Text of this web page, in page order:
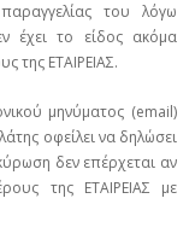
του λόγω
έχει το είδος ακόμα
της ΕΤΑΙΡΕΙΑΣ.
μηνύματος (email)
οφείλει να δηλώσει
δεν επέρχεται αν
της ΕΤΑΙΡΕΙΑΣ με